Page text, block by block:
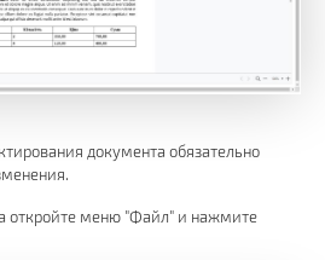
документа обязательно
откройте меню "Файл" и нажмите